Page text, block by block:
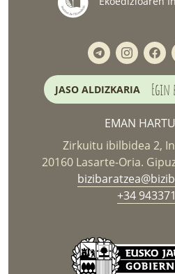
JASO ALDIZKARIA Egin
EMAN
Zirkuitu ibilbidea 2,
20160 Lasarte-Oria.
+34